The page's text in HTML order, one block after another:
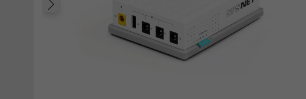
Poprzedni